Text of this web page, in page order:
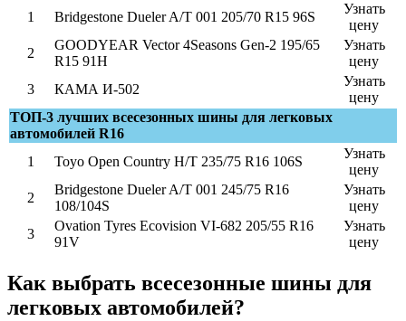
1
Bridgestone Dueler A/T 001 205/70 R15 96S
Узнать
цену
2
GOODYEAR Vector 4Seasons Gen-2 195/65
R15 91H
Узнать
цену
3
КАМА И-502
Узнать
цену
ТОП-3 лучших всесезонных шины для легковых
автомобилей R16
1
Toyo Open Country H/T 235/75 R16 106S
Узнать
цену
2
Bridgestone Dueler A/T 001 245/75 R16
108/104S
Узнать
цену
3
Ovation Tyres Ecovision VI-682 205/55 R16
91V
Узнать
цену
Как выбрать всесезонные шины для
легковых автомобилей?